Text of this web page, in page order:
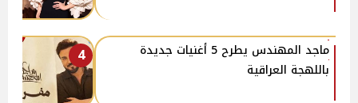
4
ماجد المهندس يطرح 5 أغنيات جديدة
باللهجة العراقية